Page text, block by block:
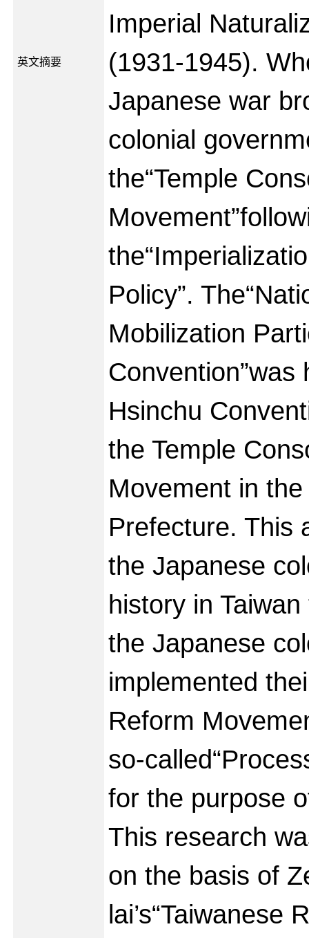
英文摘要
Imperial
(1931-1945).
Japanese war
colonial
the“Temple
Policy”.
Mobilization
Convention”was
Hsinchu
the Temple
Movement in
Prefecture. This
the Japanese
history in
the Japanese
implemented
Reform
so-
for the purpose
This research
on the basis of
lai’s“Taiwanese